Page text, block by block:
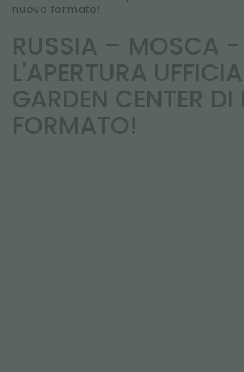
ALTRI RISULTATI PER TE:
NEWS
CATALOGHI
NEWSLETTER
nuovo formato!
RUSSIA – MOSCA -
L'APERTURA
GARDEN CENTER
FORMATO!